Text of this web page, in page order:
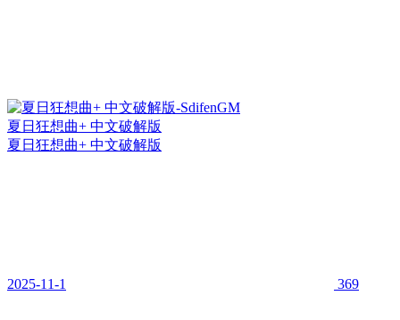
夏日狂想曲+ 中文破解版
夏日狂想曲+ 中文破解版
2025-11-1 369